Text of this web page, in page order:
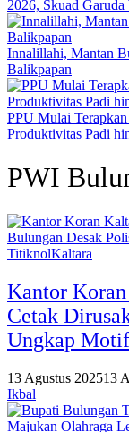
2026, Skuad
Innalillahi, Mantan
Balikpapan
PPU Mulai
Produktivitas Padi
PWI
TitiknolKaltara
Kantor
Cetak
Ungkap Motif
13 Agustus 202513
Ikbal